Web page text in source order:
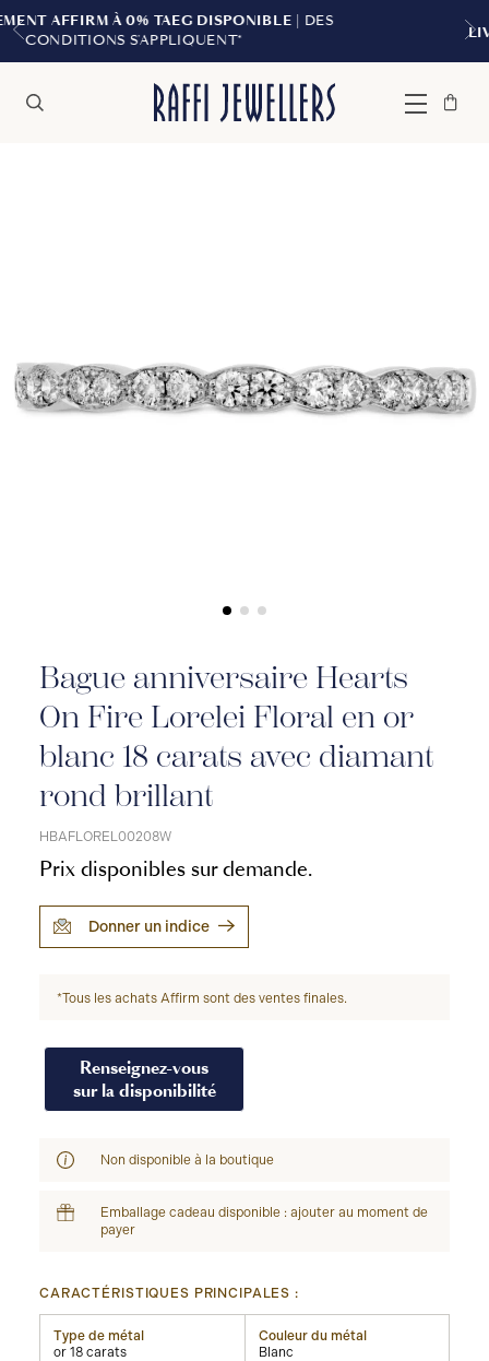
| DES
LIVRAISON GRATUITE À PARTIR
Menu
Sac
Fermer
Bague anniversaire Hearts
On Fire Lorelei Floral en or
blanc 18 carats avec diamant
rond brillant
HBAFLOREL00208W
Prix disponibles sur demande.
Donner un indice
*Tous les achats Affirm sont des ventes finales.
Renseignez-vous
sur la disponibilité
Non disponible à la boutique
Emballage cadeau disponible : ajouter au moment de
payer
CARACTÉRISTIQUES PRINCIPALES :
Type de métal
or 18 carats
Couleur du métal
Blanc